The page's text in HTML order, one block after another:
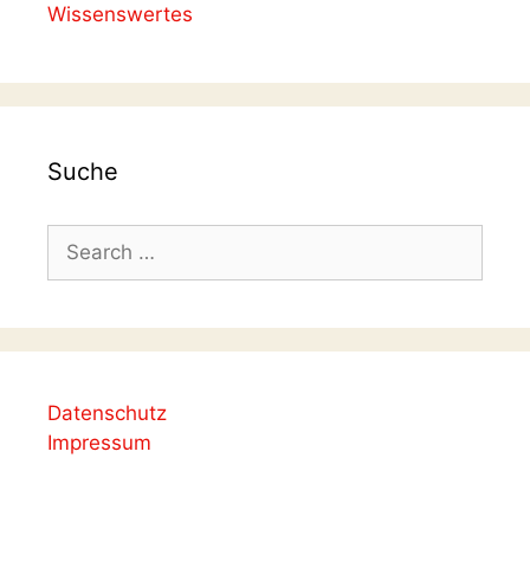
Wissenswertes
Suche
for:
Datenschutz
Impressum